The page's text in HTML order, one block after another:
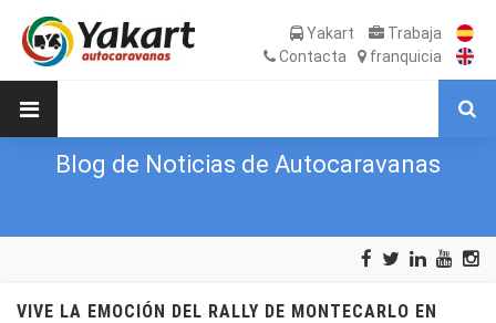
Yakart
Trabaja
Contacta
franquicia
Blog de Noticias de Autocaravanas
VIVE LA EMOCIÓN DEL RALLY DE MONTECARLO EN